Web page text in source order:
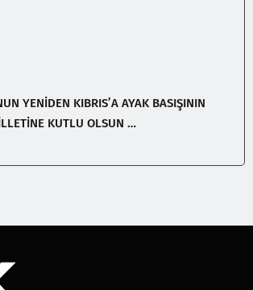
YENİDEN KIBRIS’A AYAK BASIŞININ
KUTLU OLSUN …